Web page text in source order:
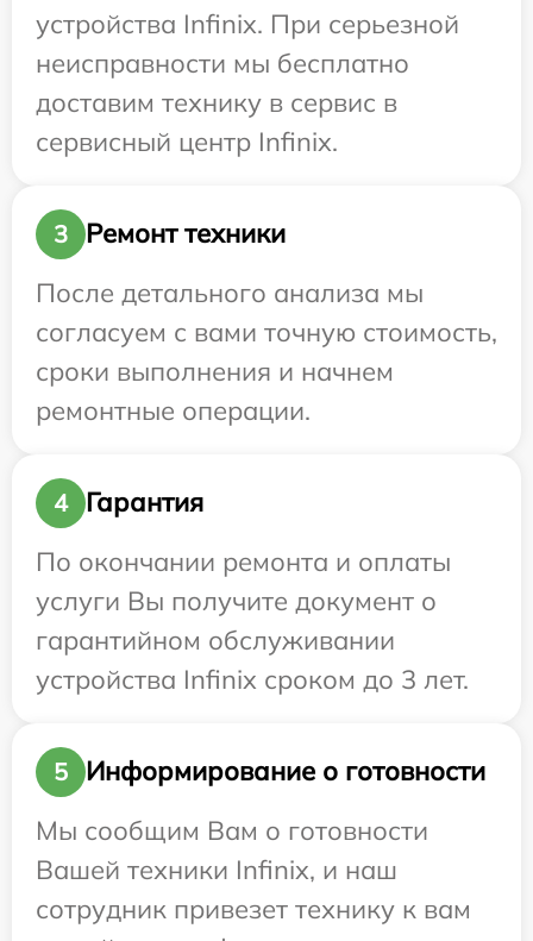
устройства Infinix. При серьезной
неисправности мы бесплатно
доставим технику в сервис в
сервисный центр Infinix.
3
Ремонт техники
После детального анализа мы
согласуем с вами точную стоимость,
сроки выполнения и начнем
ремонтные операции.
4
Гарантия
По окончании ремонта и оплаты
услуги Вы получите документ о
гарантийном обслуживании
устройства Infinix сроком до 3 лет.
5
Информирование о готовности
Мы сообщим Вам о готовности
Вашей техники Infinix, и наш
сотрудник привезет технику к вам